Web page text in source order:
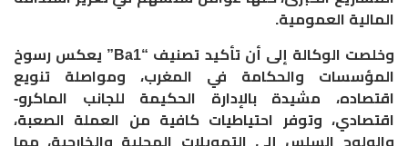
المالية العمومية.
وخلصت الوكالة إلى أن تأكيد تصنيف “Ba1” يعكس رسوخ
المؤسسات والحكامة في المغرب، ومواصلة تنويع
اقتصاده، مشيدة بالإدارة الحكيمة للجانب الماكرو-
اقتصادي، وتوفر احتياطيات كافية من العملة الصعبة،
والولوج السلس إلى التمويلات المحلية والخارجية، مما